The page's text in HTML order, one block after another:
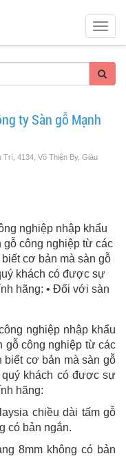
ty Sàn gỗ Mạnh
4134, Võ Thiện By, Giàu
nghiệp nhập khẩu
công nghiệp từ các
cơ bản mà sàn gỗ
khách có được sự
hãng: • Đối với sàn
nghiệp nhập khẩu
gỗ công nghiệp từ các
biết cơ bản mà sàn gỗ
khách có được sự
hãng:
chiều dài tấm gỗ
có bản ngắn.
8mm không có bản